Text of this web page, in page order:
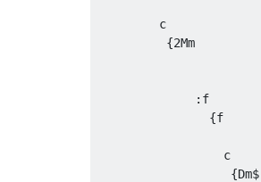
c
{2Mm
:f
{f
c